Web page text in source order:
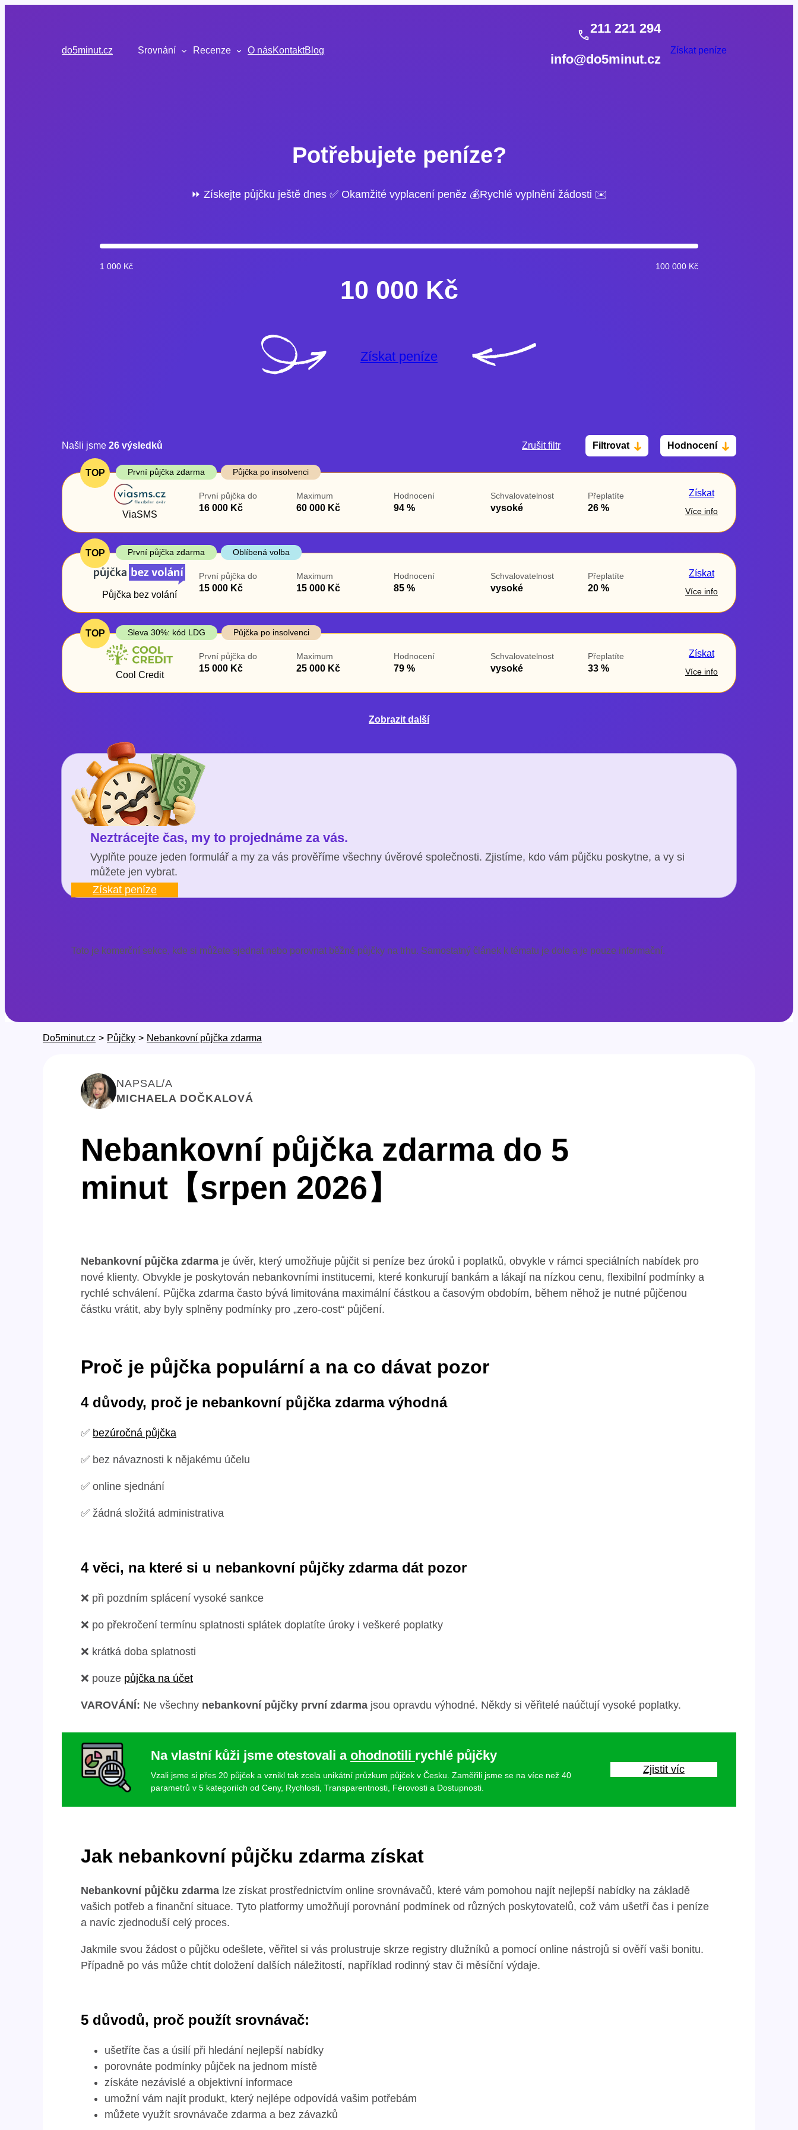
do5minut.cz
Srovnání Recenze O násKontaktBlog
211 221 294
info@do5minut.cz
Získat peníze
Potřebujete peníze?
⏩ Získejte půjčku ještě dnes ✅ Okamžité vyplacení peněz 💰Rychlé vyplnění žádosti ✉️
1 000 Kč 100 000 Kč
10 000 Kč
Získat peníze
Zrušit filtr Filtrovat Hodnocení
Cena
Od
První půjčka zdarma
ano
Našli jsme 26 výsledků
TOP První půjčka zdarma Půjčka po insolvenci
ViaSMS
První půjčka do
16 000 Kč
Maximum
60 000 Kč
Hodnocení
94 %
Schvalovatelnost
vysoké
Přeplatíte
26 %
Získat
Více info
TOP První půjčka zdarma Oblíbená volba
Půjčka bez volání
První půjčka do
15 000 Kč
Maximum
15 000 Kč
Hodnocení
85 %
Schvalovatelnost
vysoké
Přeplatíte
20 %
Získat
Více info
TOP Sleva 30%: kód LDG Půjčka po insolvenci
Cool Credit
První půjčka do
15 000 Kč
Maximum
25 000 Kč
Hodnocení
79 %
Schvalovatelnost
vysoké
Přeplatíte
33 %
Získat
Více info
Zobrazit další
Neztrácejte čas, my to projednáme za vás.
Vyplňte pouze jeden formulář a my za vás prověříme všechny úvěrové společnosti. Zjistíme, kdo vám půjčku poskytne, a vy si
můžete jen vybrat.
Získat peníze
Toto je komerční sekce, kde si můžete sjednat nebo porovnat běžné půjčky na trhu. Samostatný článek k tématu je dole a je pouze informační.
Do5minut.cz > Půjčky > Nebankovní půjčka zdarma
NAPSAL/A
MICHAELA DOČKALOVÁ
Nebankovní půjčka zdarma do 5
minut【srpen 2026】
Nebankovní půjčka zdarma je úvěr, který umožňuje půjčit si peníze bez úroků i poplatků, obvykle v rámci speciálních nabídek pro
nové klienty. Obvykle je poskytován nebankovními institucemi, které konkurují bankám a lákají na nízkou cenu, flexibilní podmínky a
rychlé schválení. Půjčka zdarma často bývá limitována maximální částkou a časovým obdobím, během něhož je nutné půjčenou
částku vrátit, aby byly splněny podmínky pro „zero-cost“ půjčení.
Proč je půjčka populární a na co dávat pozor
4 důvody, proč je nebankovní půjčka zdarma výhodná
✅ bezúročná půjčka
✅ bez návaznosti k nějakému účelu
✅ online sjednání
✅ žádná složitá administrativa
4 věci, na které si u nebankovní půjčky zdarma dát pozor
❌ při pozdním splácení vysoké sankce
❌ po překročení termínu splatnosti splátek doplatíte úroky i veškeré poplatky
❌ krátká doba splatnosti
❌ pouze půjčka na účet
VAROVÁNÍ: Ne všechny nebankovní půjčky první zdarma jsou opravdu výhodné. Někdy si věřitelé naúčtují vysoké poplatky.
Na vlastní kůži jsme otestovali a ohodnotili rychlé půjčky
Vzali jsme si přes 20 půjček a vznikl tak zcela unikátní průzkum půjček v Česku. Zaměřili jsme se na více než 40
parametrů v 5 kategoriích od Ceny, Rychlosti, Transparentnosti, Férovosti a Dostupnosti.
Zjistit víc
Jak nebankovní půjčku zdarma získat
Nebankovní půjčku zdarma lze získat prostřednictvím online srovnávačů, které vám pomohou najít nejlepší nabídky na základě
vašich potřeb a finanční situace. Tyto platformy umožňují porovnání podmínek od různých poskytovatelů, což vám ušetří čas i peníze
a navíc zjednoduší celý proces.
Jakmile svou žádost o půjčku odešlete, věřitel si vás prolustruje skrze registry dlužníků a pomocí online nástrojů si ověří vaši bonitu.
Případně po vás může chtít doložení dalších náležitostí, například rodinný stav či měsíční výdaje.
5 důvodů, proč použít srovnávač:
ušetříte čas a úsilí při hledání nejlepší nabídky
porovnáte podmínky půjček na jednom místě
získáte nezávislé a objektivní informace
umožní vám najít produkt, který nejlépe odpovídá vašim potřebám
můžete využít srovnávače zdarma a bez závazků